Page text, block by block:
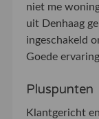
niet me
uit Denhaag
ingeschakeld
Goede
Pluspunten
Klantgericht